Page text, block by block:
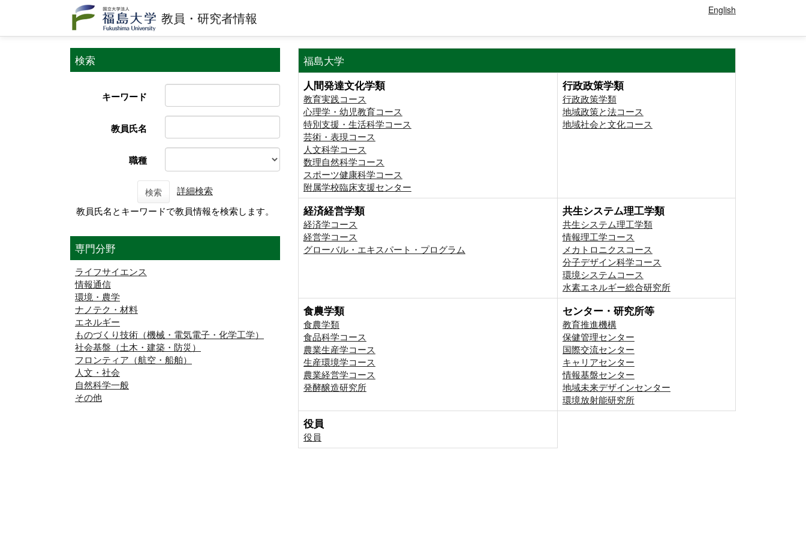
教員・研究者情報 English
検索
キーワード
教員氏名
職種
検索
詳細検索
教員氏名とキーワードで教員情報を検索します。
専門分野
ライフサイエンス
情報通信
環境・農学
ナノテク・材料
エネルギー
ものづくり技術（機械・電気電子・化学工学）
社会基盤（土木・建築・防災）
フロンティア（航空・船舶）
人文・社会
自然科学一般
その他
福島大学
人間発達文化学類
教育実践コース
心理学・幼児教育コース
特別支援・生活科学コース
芸術・表現コース
人文科学コース
数理自然科学コース
スポーツ健康科学コース
附属学校臨床支援センター
行政政策学類
行政政策学類
地域政策と法コース
地域社会と文化コース
経済経営学類
経済学コース
経営学コース
グローバル・エキスパート・プログラム
共生システム理工学類
共生システム理工学類
情報理工学コース
メカトロニクスコース
分子デザイン科学コース
環境システムコース
⽔素エネルギー総合研究所
食農学類
食農学類
食品科学コース
農業生産学コース
生産環境学コース
農業経営学コース
発酵醸造研究所
センター・研究所等
教育推進機構
保健管理センター
国際交流センター
キャリアセンター
情報基盤センター
地域未来デザインセンター
環境放射能研究所
役員
役員